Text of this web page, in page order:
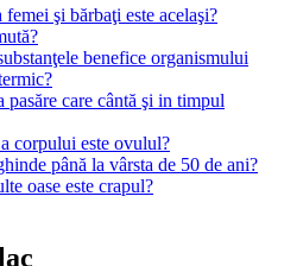
şi bărbaţi este acelaşi?
benefice organismului
care cântă şi in timpul
corpului este ovulul?
până la vârsta de 50 de ani?
oase este crapul?